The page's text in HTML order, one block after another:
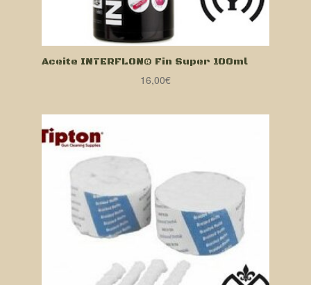
Aceite INTERFLON® Fin Super 100ml
16,00€